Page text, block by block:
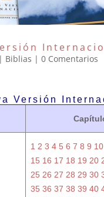
Biblias | 0 Comentarios
Versión
1 2 3 4 5 6 7 8 9 10
15 16 17 18 19 20
25 26 27 28 29 30
35 36 37 38 39 40